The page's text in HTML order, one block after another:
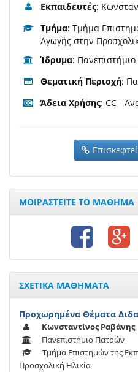
Εκπαιδευτές:
Τμήμα: Τμήμα
Αγωγής στην
Ίδρυμα:
Θεματική Περιοχή:
Άδεια Χρήσης: CC -
ΜΟΙΡΑΣΤΕΙΤΕ ΤΟ ΜΑΘΗΜΑ
ΣΧΕΤΙΚΑ ΜΑΘΗΜΑΤΑ
Προχωρημένα Θέματα
Κωνσταντίνος Ραβάνης
Πανεπιστήμιο Πατρών
Τμήμα Επιστημών της
Προσχολική Ηλικία